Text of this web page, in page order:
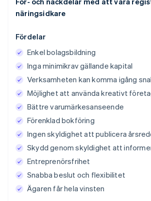
näringsidkare
Fördelar
Enkel bolagsbildning
Inga minimikrav gällande kapital
Verksamheten kan komma igång
Möjlighet att använda kreativt
Bättre varumärkesanseende
Förenklad bokföring
Ingen skyldighet att publicera
Skydd genom skyldighet att
Entreprenörsfrihet
Snabba beslut och flexibilitet
Ägaren får hela vinsten